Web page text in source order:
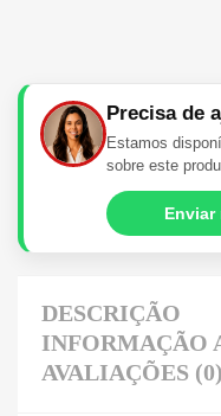
Precisa de
Estamos
sobre este
Enviar
DESCRIÇÃO
INFORMAÇÃO
AVALIAÇÕES (0)